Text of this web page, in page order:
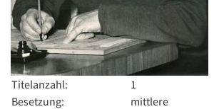
Titelanzahl:
1
Besetzung:
mittlere